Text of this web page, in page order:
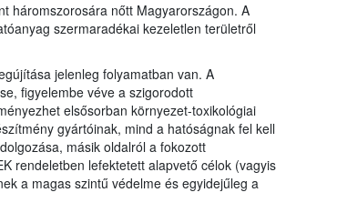
háromszorosára nőtt Magyarországon. A
szermaradékai kezeletlen területről
jelenleg folyamatban van. A
figyelembe véve a szigorodott
elsősorban környezet-toxikológiai
gyártóinak, mind a hatóságnak fel kell
másik oldalról a fokozott
rendeletben lefektetett alapvető célok (vagyis
a magas szintű védelme és egyidejűleg a